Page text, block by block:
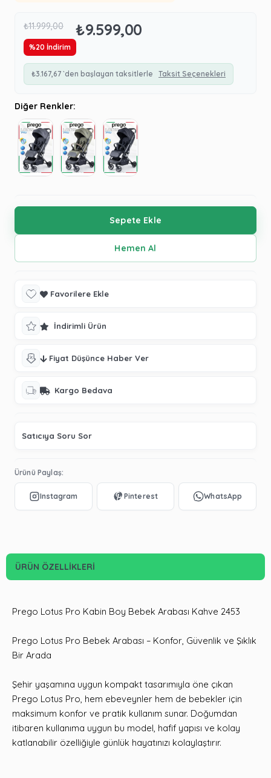
₺11.999,00 ₺9.599,00
%20 İndirim
₺3.167,67 `den başlayan taksitlerle Taksit Seçenekleri
Diğer Renkler:
Favorilere Ekle
İndirimli Ürün
Fiyat Düşünce Haber Ver
Kargo Bedava
Satıcıya Soru Sor
Ürünü Paylaş:
ÜRÜN ÖZELLIKLERI
Prego Lotus Pro Kabin Boy Bebek Arabası Kahve 2453
Prego Lotus Pro Bebek Arabası – Konfor, Güvenlik ve Şıklık
Bir Arada
Şehir yaşamına uygun kompakt tasarımıyla öne çıkan
Prego Lotus Pro, hem ebeveynler hem de bebekler için
maksimum konfor ve pratik kullanım sunar. Doğumdan
itibaren kullanıma uygun bu model, hafif yapısı ve kolay
katlanabilir özelliğiyle günlük hayatınızı kolaylaştırır.